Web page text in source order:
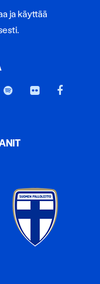
ja käyttää